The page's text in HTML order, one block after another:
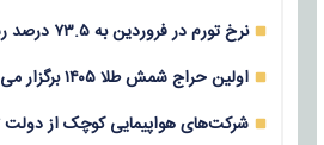
نرخ تورم در فروردین به ۷۳.۵ درصد رسید
اولین حراج شمش طلا ۱۴۰۵ برگزار می‌شود
شرکت‌های هواپیمایی کوچک از